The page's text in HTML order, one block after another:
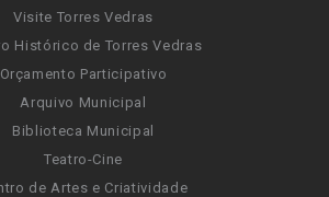
Visite Torres Vedras
Histórico de Torres Vedras
Orçamento Participativo
Arquivo Municipal
Biblioteca Municipal
Teatro-Cine
de Artes e Criatividade